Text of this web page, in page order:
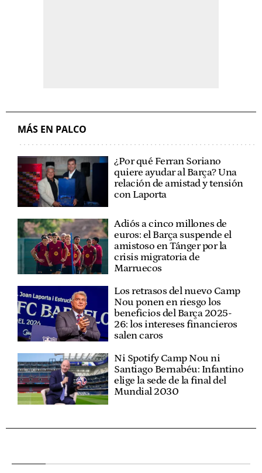
MÁS EN PALCO
¿Por qué Ferran Soriano
quiere ayudar al Barça? Una
relación de amistad y tensión
con Laporta
Adiós a cinco millones de
euros: el Barça suspende el
amistoso en Tánger por la
crisis migratoria de
Marruecos
Los retrasos del nuevo Camp
Nou ponen en riesgo los
beneficios del Barça 2025-
26: los intereses financieros
salen caros
Ni Spotify Camp Nou ni
Santiago Bernabéu: Infantino
elige la sede de la final del
Mundial 2030